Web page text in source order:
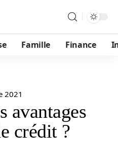
Famille Finance
2021
avantages
crédit ?